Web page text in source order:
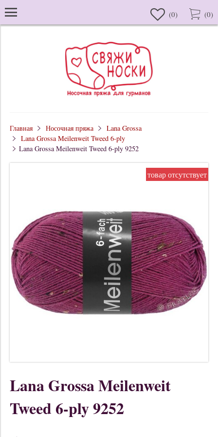
(0) (0)
Главная Носочная пряжа
Lana Grossa
Lana Grossa Meilenweit Tweed 6-ply
Lana Grossa Meilenweit Tweed 6-ply 9252
товар отсутствует
Lana Grossa Meilenweit
Tweed 6-ply 9252